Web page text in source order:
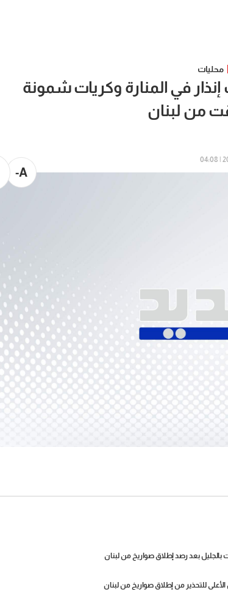
محليات
إنذار في المنارة وكريات شمونة
من لبنان
A-
بالجليل بعد رصد إطلاق صواريخ من لبنان
الأعلى للتحذير من إطلاق صواريخ من لبنان